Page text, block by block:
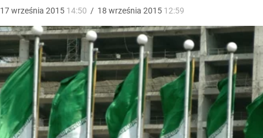
17września 2015 14:50 / 18 września 2015 12:59